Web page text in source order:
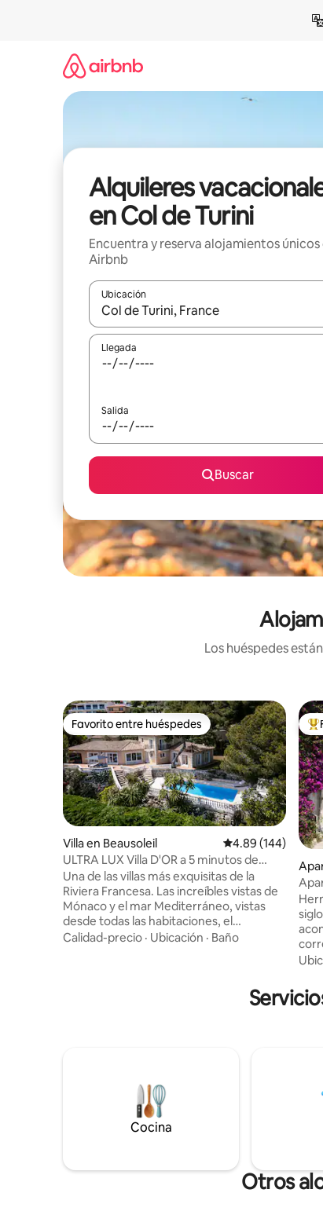
Alquileres
en Col de Turini
Encuentra y reserva alojamientos únicos
Airbnb
Ubicación
Cuando los resultados estén disponibles,
Llegada
Salida
Buscar
Los huéspedes
Favorito entre huéspedes
Favorito entre huéspedes
Villa en Beausoleil Calificación
4.89 (144)
ULTRA LUX Villa D'OR a 5 minutos de
Montecarlo, Mónaco
Una de las villas más exquisitas de la
Riviera Francesa. Las increíbles vistas de
Mónaco y el mar Mediterráneo, vistas
desde todas las habitaciones, el
ambiente, el espacio al aire libre con el
climatizado para 6 personas, jacuzzi
playa, los restaurantes y la vida nocturna.
Calidad-precio · Ubicación · Baño
e
de
Cocina
Otros